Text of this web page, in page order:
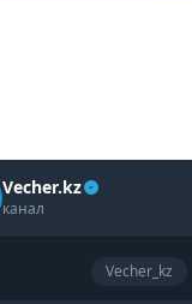
Vecher.kz
канал
Vecher_kz